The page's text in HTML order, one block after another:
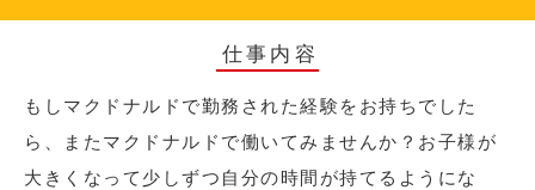
仕事内容
もしマクドナルドで勤務された経験をお持ちでした
ら、またマクドナルドで働いてみませんか？お子様が
大きくなって少しずつ自分の時間が持てるようにな